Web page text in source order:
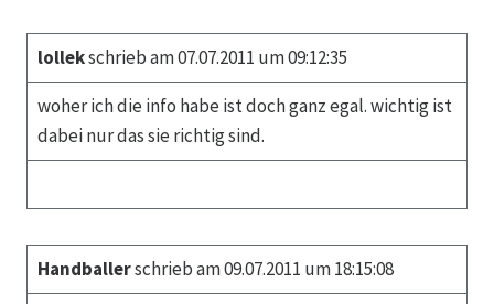
lollekschrieb am 07.07.2011 um 09:12:35
woher ich die info habe ist doch ganz egal. wichtig ist
dabei nur das sie richtig sind.
Handballerschrieb am 09.07.2011 um 18:15:08